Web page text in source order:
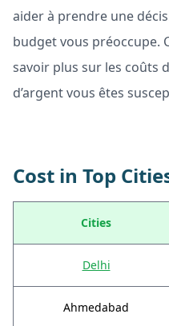
aider à prendre une
budget vous préoccupe.
savoir plus sur les coûts
d’argent vous êtes
Cost in Top
Cities
Delhi
Ahmedabad